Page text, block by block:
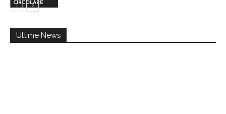
CIRCOLARE
Ultime News